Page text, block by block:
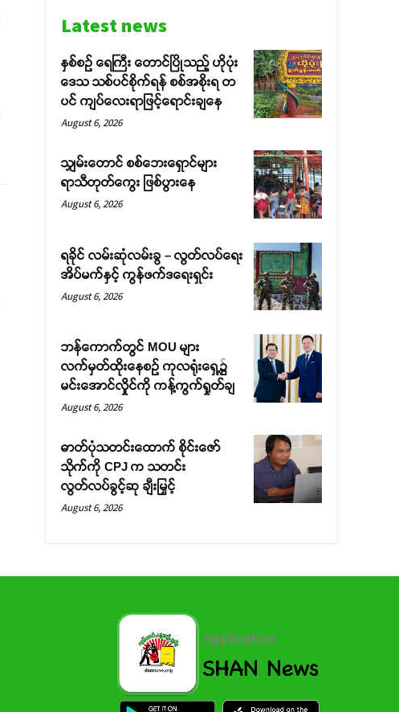
Latest news
နှစ်စဉ် ရေကြီး တောင်ပြိုသည့် ဟိုပုံး
ဒေသ သစ်ပင်စိုက်ရန် စစ်အစိုးရ တ
ပင် ကျပ်လေးရာဖြင့်ရောင်းချနေ
August 6, 2026
သျှမ်းတောင် စစ်ဘေးရှောင်များ
ရာသီတုတ်ကွေး ဖြစ်ပွားနေ
August 6, 2026
ရခိုင် လမ်းဆုံလမ်းခွ – လွတ်လပ်ရေး
အိပ်မက်နှင့် ကွန်ဖက်ဒရေးရှင်း
August 6, 2026
ဘန်ကောက်တွင် MOU များ
လက်မှတ်ထိုးနေစဉ် ကုလရုံးရှေ့၌
မင်းအောင်လှိုင်ကို ကန့်ကွက်ရှုတ်ချ
August 6, 2026
ဓာတ်ပုံသတင်းထောက် စိုင်းဇော်
သိုက်ကို CPJ က သတင်း
လွတ်လပ်ခွင့်ဆု ချီးမြှင့်
August 6, 2026